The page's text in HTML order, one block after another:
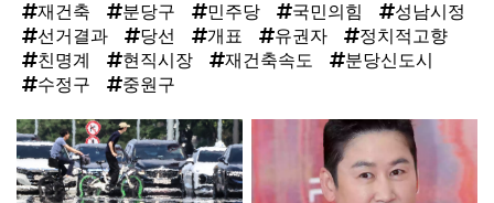
재건축
분당구 민주당 국민의힘
성남시정
선거결과
당선 개표 유권자
정치적고향
친명계
현직시장 재건축속도
분당신도시
수정구
중원구
탑
라
인